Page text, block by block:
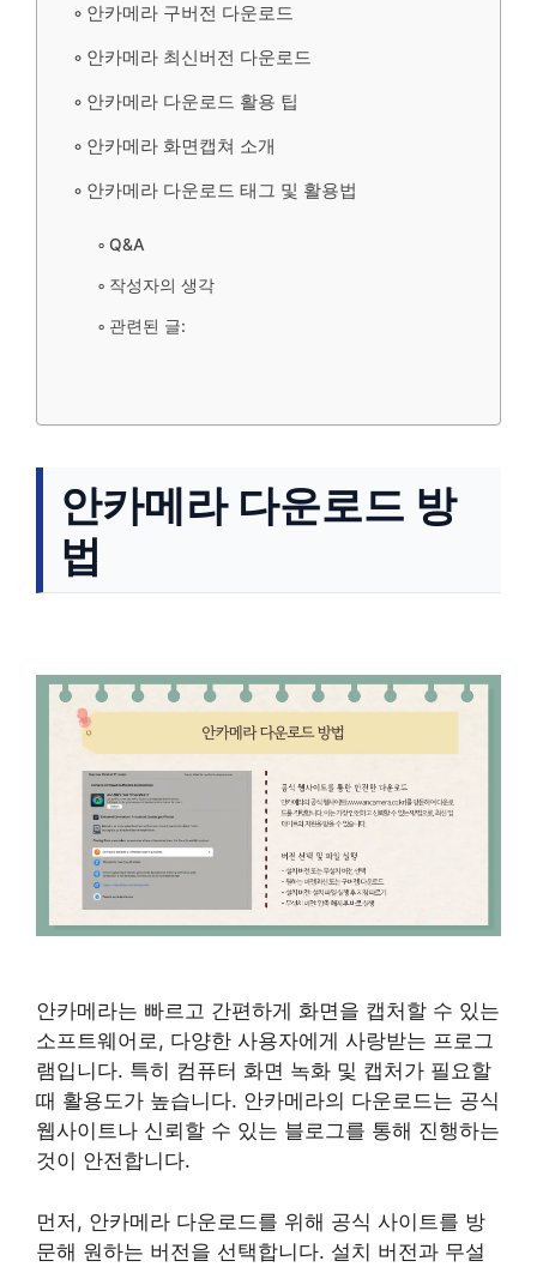
안카메라 구버전 다운로드
안카메라 최신버전 다운로드
안카메라 다운로드 활용 팁
안카메라 화면캡쳐 소개
안카메라 다운로드 태그 및 활용법
Q&A
작성자의 생각
관련된 글:
안카메라 다운로드 방
법
안카메라는 빠르고 간편하게 화면을 캡처할 수 있는
소프트웨어로, 다양한 사용자에게 사랑받는 프로그
램입니다. 특히 컴퓨터 화면 녹화 및 캡처가 필요할
때 활용도가 높습니다. 안카메라의 다운로드는 공식
웹사이트나 신뢰할 수 있는 블로그를 통해 진행하는
것이 안전합니다.
먼저, 안카메라 다운로드를 위해 공식 사이트를 방
문해 원하는 버전을 선택합니다. 설치 버전과 무설